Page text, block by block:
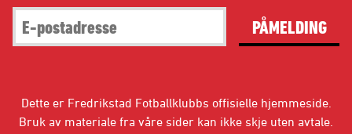
PÅMELDING
Dette er Fredrikstad Fotballklubbs offisielle hjemmeside.
Bruk av materiale fra våre sider kan ikke skje uten avtale.